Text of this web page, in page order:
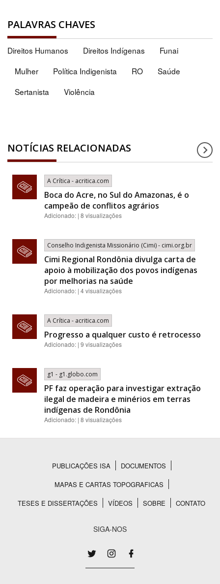
PALAVRAS CHAVES
Direitos Humanos Direitos Indígenas
Funai
Mulher
Política Indigenista RO
Saúde
Sertanista
Violência
NOTÍCIAS RELACIONADAS
A Crítica - acritica.com
Boca do Acre, no Sul do Amazonas, é o
campeão de conflitos agrários
Adicionado: | 8 visualizações
Conselho Indigenista Missionário (Cimi) - cimi.org.br
Cimi Regional Rondônia divulga carta de
apoio à mobilização dos povos indígenas
por melhorias na saúde
Adicionado: | 4 visualizações
A Crítica - acritica.com
Progresso a qualquer custo é retrocesso
Adicionado: | 9 visualizações
g1 - g1.globo.com
PF faz operação para investigar extração
ilegal de madeira e minérios em terras
indígenas de Rondônia
Adicionado: | 8 visualizações
Rodapé
PUBLICAÇÕES ISA
DOCUMENTOS
MAPAS E CARTAS TOPOGRAFICAS
TESES E DISSERTAÇÕES
VÍDEOS SOBRE CONTATO
SIGA-NOS